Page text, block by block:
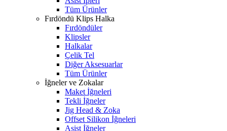
Tüm Ürünler
Fırdöndü Klips Halka
Fırdöndüler
Klipsler
Halkalar
Çelik Tel
Diğer Aksesuarlar
Tüm Ürünler
İğneler ve Zokalar
Maket İğneleri
Tekli İğneler
Jig Head & Zoka
Offset Silikon İğneleri
Asist İğneler